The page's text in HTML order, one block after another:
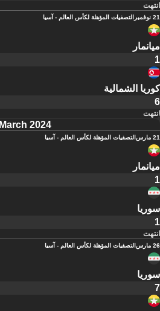
انتهت
21 نوفمبر التصفيات المؤهلة لكأس العالم - آسيا
ميانمار
1
كوريا الشمالية
6
انتهت
March 2024
21 مارس التصفيات المؤهلة لكأس العالم - آسيا
ميانمار
1
سوريا
1
انتهت
26 مارس التصفيات المؤهلة لكأس العالم - آسيا
سوريا
7